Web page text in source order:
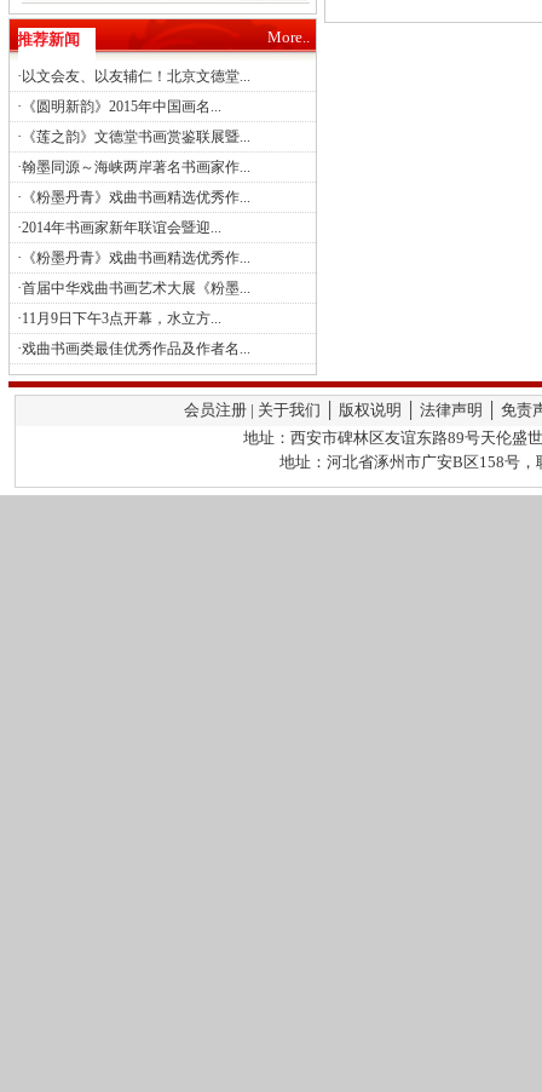
推荐新闻 More..
· 以文会友、以友辅仁！北京文德堂...
· 《圆明新韵》2015年中国画名...
· 《莲之韵》文德堂书画赏鉴联展暨...
·翰墨同源～海峡两岸著名书画家作...
· 《粉墨丹青》戏曲书画精选优秀作...
·2014年书画家新年联谊会暨迎...
· 《粉墨丹青》戏曲书画精选优秀作...
·首届中华戏曲书画艺术大展《粉墨...
·11月9日下午3点开幕，水立方...
·戏曲书画类最佳优秀作品及作者名...
会员注册 | 关于我们 │ 版权说明 │ 法律声明 │ 免
地址：西安市碑林区友谊东路89号天伦盛
地址：河北省涿州市广安B区158号